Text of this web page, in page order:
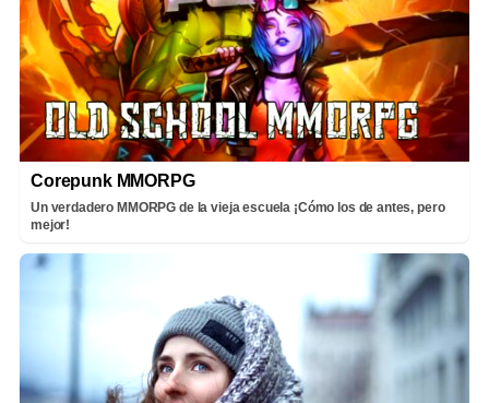
Corepunk MMORPG
Un verdadero MMORPG de la vieja escuela ¡Cómo los de antes, pero
mejor!